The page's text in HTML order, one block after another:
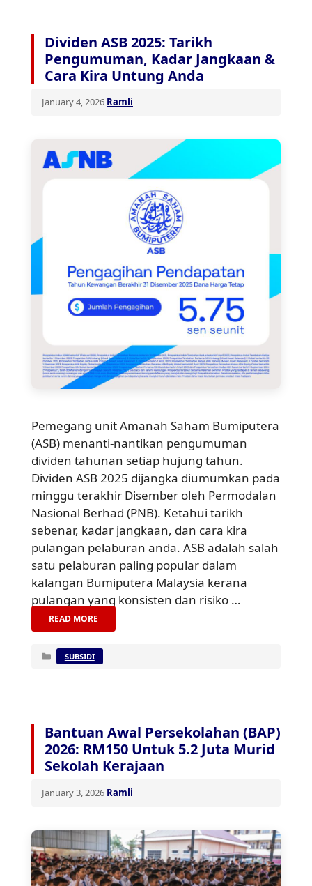
Dividen ASB 2025: Tarikh
Pengumuman, Kadar Jangkaan &
Cara Kira Untung Anda
January 4, 2026 Ramli
Pemegang unit Amanah Saham Bumiputera
(ASB) menanti-nantikan pengumuman
dividen tahunan setiap hujung tahun.
Dividen ASB 2025 dijangka diumumkan pada
minggu terakhir Disember oleh Permodalan
Nasional Berhad (PNB). Ketahui tarikh
sebenar, kadar jangkaan, dan cara kira
pulangan pelaburan anda. ASB adalah salah
satu pelaburan paling popular dalam
kalangan Bumiputera Malaysia kerana
pulangan yang konsisten dan risiko …
READ MORE
Categories
SUBSIDI
Bantuan Awal Persekolahan (BAP)
2026: RM150 Untuk 5.2 Juta Murid
Sekolah Kerajaan
January 3, 2026 Ramli